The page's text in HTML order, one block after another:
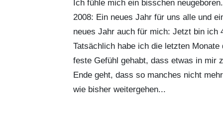
Ich fühle mich ein bisschen neugeboren.
2008: Ein neues Jahr für uns alle und
neues Jahr auch für mich: Jetzt bin ich
Tatsächlich habe ich die letzten Monate
feste Gefühl gehabt, dass etwas in mir
Ende geht, dass so manches nicht mehr
wie bisher weitergehen...